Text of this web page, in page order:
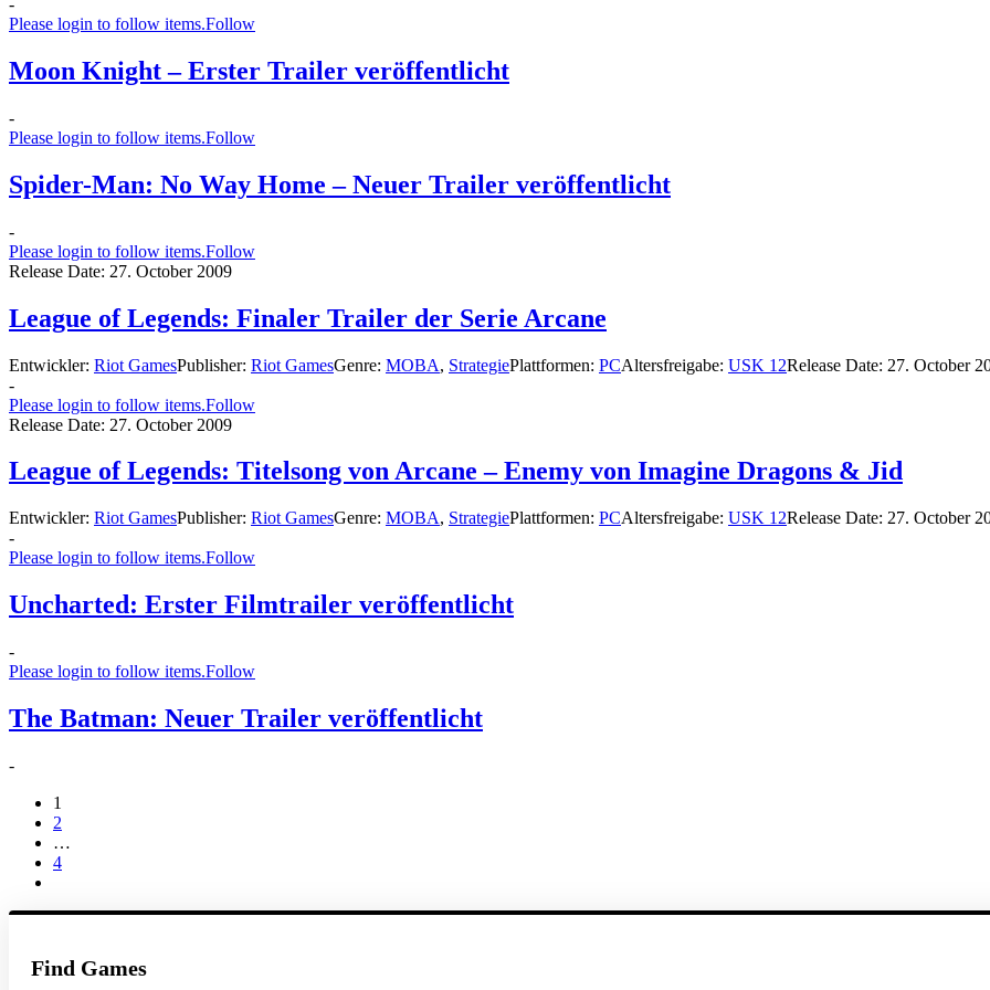
-
Please login to follow items.Follow
Moon Knight – Erster Trailer veröffentlicht
-
Please login to follow items.Follow
Spider-Man: No Way Home – Neuer Trailer veröffentlicht
-
Please login to follow items.Follow
Release Date: 27. October 2009
League of Legends: Finaler Trailer der Serie Arcane
Entwickler: Riot GamesPublisher: Riot GamesGenre: MOBA, StrategiePlattformen: PCAltersfreigabe: USK 12Release Date: 27. October
-
Please login to follow items.Follow
Release Date: 27. October 2009
League of Legends: Titelsong von Arcane – Enemy von Imagine Dragons & Jid
Entwickler: Riot GamesPublisher: Riot GamesGenre: MOBA, StrategiePlattformen: PCAltersfreigabe: USK 12Release Date: 27. October
-
Please login to follow items.Follow
Uncharted: Erster Filmtrailer veröffentlicht
-
Please login to follow items.Follow
The Batman: Neuer Trailer veröffentlicht
-
1
2
…
4
Find Games